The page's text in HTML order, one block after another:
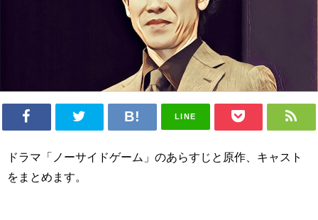
LINE
ドラマ「ノーサイドゲーム」のあらすじと原作、キャスト
をまとめます。